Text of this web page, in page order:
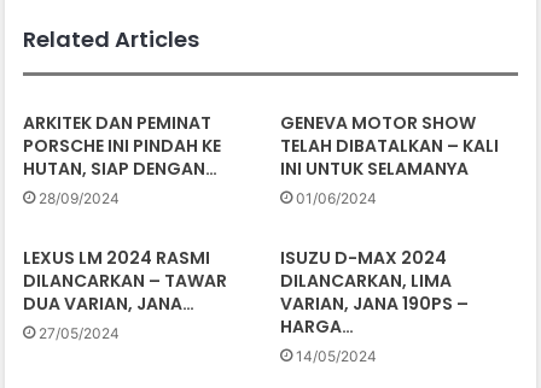
Related Articles
ARKITEK DAN PEMINAT
PORSCHE INI PINDAH KE
HUTAN, SIAP DENGAN…
28/09/2024
GENEVA MOTOR SHOW
TELAH DIBATALKAN – KALI
INI UNTUK SELAMANYA
01/06/2024
LEXUS LM 2024 RASMI
DILANCARKAN – TAWAR
DUA VARIAN, JANA…
27/05/2024
ISUZU D-MAX 2024
DILANCARKAN, LIMA
VARIAN, JANA 190PS –
HARGA…
14/05/2024